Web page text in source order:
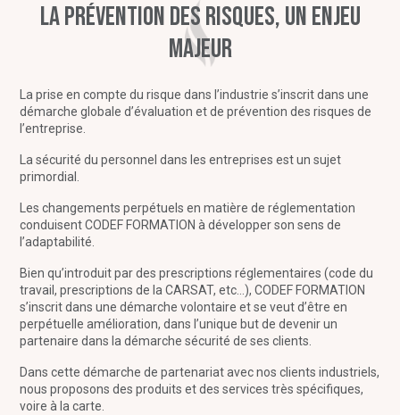
La prévention des risques, un enjeu
majeur
La prise en compte du risque dans l’industrie s’inscrit dans une
démarche globale d’évaluation et de prévention des risques de
l’entreprise.
La sécurité du personnel dans les entreprises est un sujet
primordial.
Les changements perpétuels en matière de réglementation
conduisent CODEF FORMATION à développer son sens de
l’adaptabilité.
Bien qu’introduit par des prescriptions réglementaires (code du
travail, prescriptions de la CARSAT, etc…), CODEF FORMATION
s’inscrit dans une démarche volontaire et se veut d’être en
perpétuelle amélioration, dans l’unique but de devenir un
partenaire dans la démarche sécurité de ses clients.
Dans cette démarche de partenariat avec nos clients industriels,
nous proposons des produits et des services très spécifiques,
voire à la carte.